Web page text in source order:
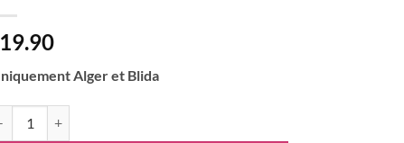
19.90
Alger et Blida